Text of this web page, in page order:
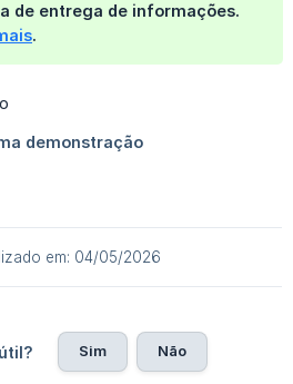
de entrega de informações.
.
em: 04/05/2026
Sim Não